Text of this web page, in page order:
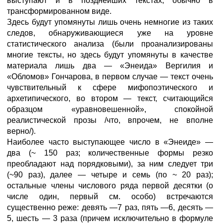
трансформированном виде.
Здесь будут упомянуты лишь очень немногие из таких
следов, обнаруживающиеся уже на уровне
статистического анализа (были проанализированы
многие тексты, но здесь будут упомянуты в качестве
материала лишь два — «Энеида» Вергилия и
«Обломов» Гончарова, в первом случае — текст очень
чувствительный к сфере мифопоэтического и
архетипического, во втором — текст, считающийся
образцом «уравновешенной», спокойной
реалистической прозы /что, впрочем, не вполне
верно/).
Наиболее часто выступающее число в «Энеиде» —
два (~ 150 раз; количественные формы резко
преобладают над порядковыми), за ним следует три
(~90 раз), далее — четыре и семь (по ~ 20 раз);
остальные члены числового ряда первой десятки (о
числе один, первый см. особо) встречаются
существенно реже: девять —7 раз, пять —6, десять —
5, шесть — 3 раза (причем исключительно в формуле